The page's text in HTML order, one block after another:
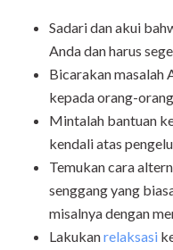
Sadari dan akui
Anda dan harus
Bicarakan masalah
kepada orang-
Mintalah bantuan
kendali atas
Temukan cara
senggang yang
misalnya dengan
Lakukanrelaksasi